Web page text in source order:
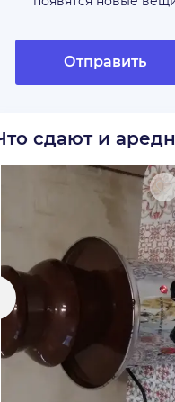
Отправить
сдают и